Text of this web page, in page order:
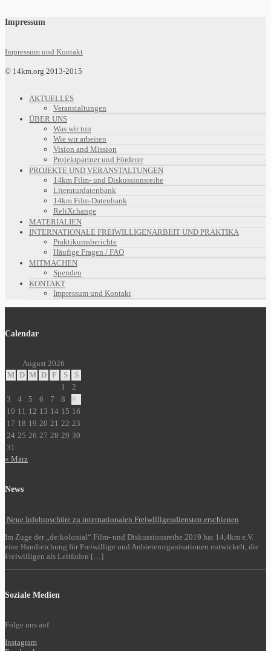
Impressum
Impressum und Kontakt
© 14km.org 2013-2015
AKTUELLES
Veranstaltungen
ÜBER UNS
Was wir tun
Wie wir arbeiten
Vision and Mission
Projektpartner und Förderer
PROJEKTE UND VERANSTALTUNGEN
14km Film- und Diskussionsreihe
Literaturdatenbank
14km Film-Datenbank
ReliXchange
MATERIALIEN
INTERNATIONALE FREIWILLIGENARBEIT UND PRAKTIKA
Praktikumsberichte
Häufige Fragen / FAQ
MITMACHEN
Spenden
KONTAKT
Impressum und Kontakt
Calendar
August 2026
M D M D F S
S
1
2
3
4 5 6 7 8
9
10 11 12 13 14 15 16
17 18 19 20 21 22 23
24 25 26 27 28 29 30
31
« März
News
Neue Infobroschüre zu internationalen Freiwilligendiensten erschienen
Im Zuge der „de:kolonial“ Film- und Diskussionsreihe 2019 hat 14,4km e.V.
eine Handreichung für Freiwillige und Anbieterorganisationen entwickelt, die
Freiwilligen als Leitfaden […]
Soziale Medien
Folge uns auf
Instagram